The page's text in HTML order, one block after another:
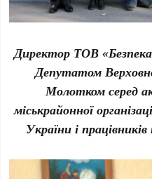
Директор ТОВ
Депутатом
Молотком серед
міськрайонної
України і